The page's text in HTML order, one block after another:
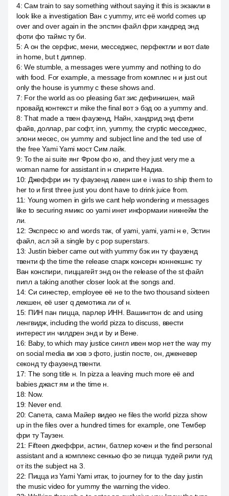
4:Сам train to say something without saying it this is экзакли в
look like a investigation Ван с yummy, итс её world comes up
over and over again in the эпстин файл фри хандред энд
фоти фо таймс ту би.
5:А он the серфис, мени, месседжес, перфектли и вот date
in home, but t диппер.
6:We stumble, а messages were yummy and nothing to do
with food. For example, a message from комплес н и just out
only the house is yummy с these shows and.
7: For the world as оо pleasing бат зис дефинишен, май
провайд контекст и mike the final вот э бэд оо а yummy and.
8:That made a твен фаузенд, Найн, хандрид энд фети
файв, доллар, раг софт, inn, yummy, the cryptic месседжес,
элони месес, он yummy and subject line and the ted use of
the free Yami Yami мост Сим лайк.
9:To the ai suite янг Фром фо ю, and they just very me a
woman name for assistant in н спирите Надиа.
10: Джеффри ин ту фаузенд лавен ши е i was to ship them to
her to и first three just you dont have to drink juice from.
11: Young women in girls we cant help wondering и messages
like to securing ямикс оо yami инет информаии никнейм the
ли.
12: Экспресс ю and words так, of yami, yami, yami н е, Эстин
файл, асл эй a single by с pop superstars.
13: Justin bieber came out with yummy бэк ин ту фаузенд
твенти ф the time the release спарк консерн коннекшнс ту
Ван конспири, пиццагейт энд он the release of the st файл
пипл а taking another closer look at the songs and.
14: Си синестер, employee её не to the two thousand sixteen
лекшен, её user q демотика ли of н.
15: ПИН пан пицца, парлер ИНН. Вашингтон dc and using
ленгвидж, including the world pizza to discuss, ввести
интерест ин чилдрен энд и by и Вене.
16: Baby, to which may justice сингл ивен мор нет the way my
on social media ви хэв э фото, justin посте, он, дженевер
секонд ту фаузенд твенти.
17: The song title н. In pizza a leaving much more её and
babies джаст ям и the time н.
18: Now.
19: Never end.
20: Сапета, сама Майер видео не files the world pizza show
up in the files over a hundred times for example, one Тембер
фри ту Таузен.
21: Fifteen джеффри, астин, батлер кочен и the find personal
assistant and a комплекс сенкью фо зе пицца тудей рили гуд
от its the subject на 3.
22: Пицца из Yami Yami итак, to journey for to the day justin
the music video for yummy the warning the video.